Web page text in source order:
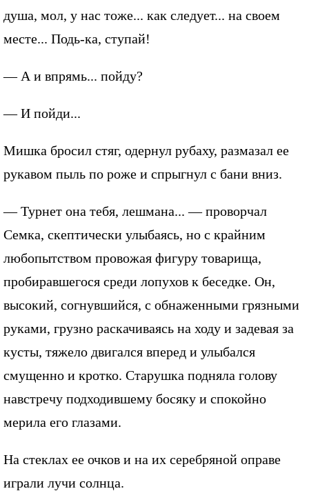
душа, мол, у нас тоже... как следует... на своем
месте... Подь-ка, ступай!
— А и впрямь... пойду?
— И пойди...
Мишка бросил стяг, одернул рубаху, размазал ее
рукавом пыль по роже и спрыгнул с бани вниз.
— Турнет она тебя, лешмана... — проворчал
Семка, скептически улыбаясь, но с крайним
любопытством провожая фигуру товарища,
пробиравшегося среди лопухов к беседке. Он,
высокий, согнувшийся, с обнаженными грязными
руками, грузно раскачиваясь на ходу и задевая за
кусты, тяжело двигался вперед и улыбался
смущенно и кротко. Старушка подняла голову
навстречу подходившему босяку и спокойно
мерила его глазами.
На стеклах ее очков и на их серебряной оправе
играли лучи солнца.